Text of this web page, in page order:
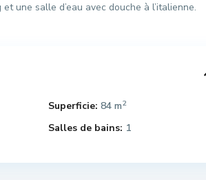
une salle d’eau avec douche à l’italienne.
Superficie: 84 m2
Salles de bains: 1